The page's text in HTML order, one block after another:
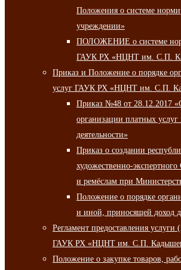
Положения о системе
учреждении»
ПОЛОЖЕНИЕ о системе
ГАУК РХ «НЦНТ им. С.П.
Приказ и Положение о порядке
услуг ГАУК РХ «НЦНТ им. С.П.
Приказ №48 от 28.12.2017
организации платных
деятельности»
Приказ о создании
художественно-
и ремёслам при
Положение о порядке
и иной, приносящей доход
Регламент предоставления
ГАУК РХ «НЦНТ им. С.П.
Положение о закупке товаров,